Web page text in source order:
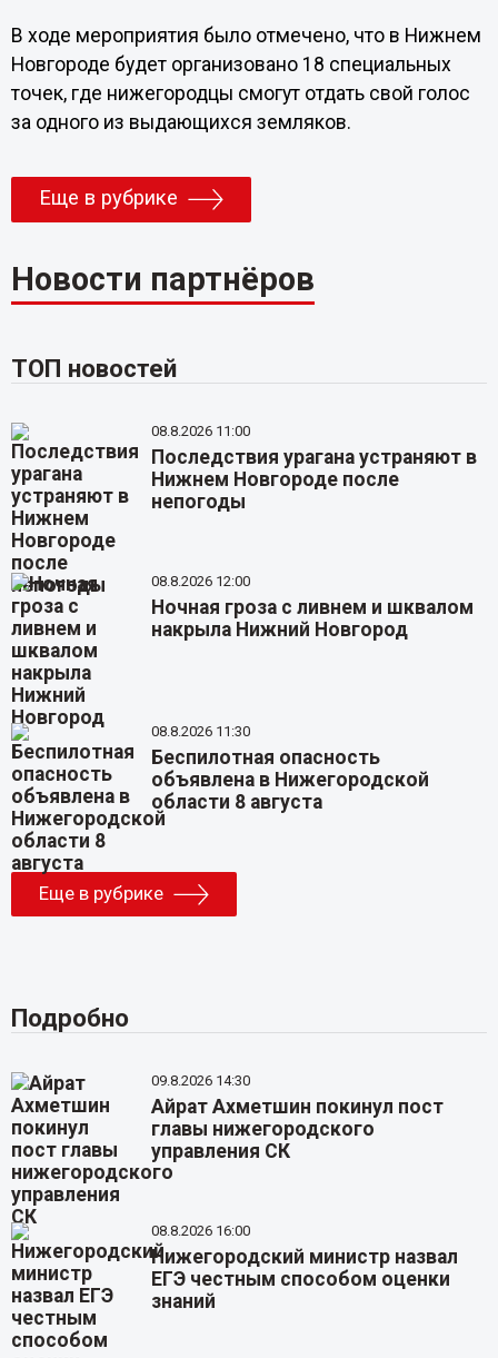
В ходе мероприятия было отмечено, что в Нижнем
Новгороде будет организовано 18 специальных
точек, где нижегородцы смогут отдать свой голос
за одного из выдающихся земляков.
Еще в рубрике
Новости партнёров
ТОП новостей
08.8.2026 11:00
Последствия урагана устраняют в
Нижнем Новгороде после
непогоды
08.8.2026 12:00
Ночная гроза с ливнем и шквалом
накрыла Нижний Новгород
08.8.2026 11:30
Беспилотная опасность
объявлена в Нижегородской
области 8 августа
Еще в рубрике
Подробно
09.8.2026 14:30
Айрат Ахметшин покинул пост
главы нижегородского
управления СК
08.8.2026 16:00
Нижегородский министр назвал
ЕГЭ честным способом оценки
знаний